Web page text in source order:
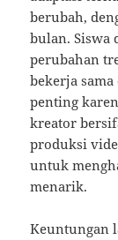
berubah,
bulan. Siswa
perubahan
bekerja
penting
kreator
produksi
untuk
menarik.
Keuntungan